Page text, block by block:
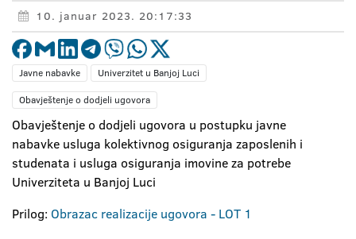
10. januar 2023. 20:17:33
Javne nabavke
Univerzitet u Banjoj Luci
Obavještenje o dodjeli ugovora
Obavještenje o dodjeli ugovora u postupku javne
nabavke usluga kolektivnog osiguranja zaposlenih i
studenata i usluga osiguranja imovine za potrebe
Univerziteta u Banjoj Luci
Prilog: Obrazac realizacije ugovora - LOT 1